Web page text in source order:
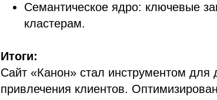
Семантическое ядро: ключевые
кластерам.
Итоги:
Сайт «Канон» стал инструментом для
привлечения клиентов.